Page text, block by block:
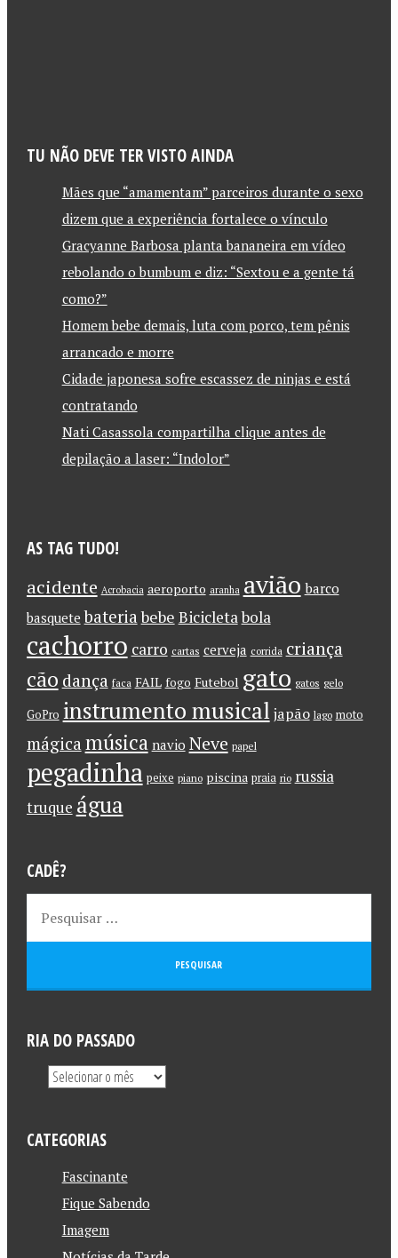
TU NÃO DEVE TER VISTO AINDA
Mães que “amamentam” parceiros durante o sexo
dizem que a experiência fortalece o vínculo
Gracyanne Barbosa planta bananeira em vídeo
rebolando o bumbum e diz: “Sextou e a gente tá
como?”
Homem bebe demais, luta com porco, tem pênis
arrancado e morre
Cidade japonesa sofre escassez de ninjas e está
contratando
Nati Casassola compartilha clique antes de
depilação a laser: “Indolor”
AS TAG TUDO!
acidente Acrobacia aeroporto aranha avião barco
basquete bateriabebe Bicicletabola
cachorro carro cartas cerveja corrida criança
cão dança faca FAIL fogo Futebol gato gatos gelo
GoPro instrumento musical japão lago moto
mágica música navio Neve papel
pegadinha peixe piano piscina praia rio russia
truque água
CADÊ?
RIA DO PASSADO
CATEGORIAS
Fascinante
Fique Sabendo
Imagem